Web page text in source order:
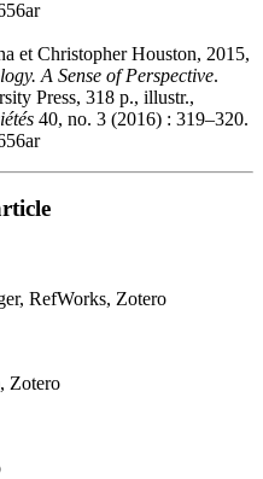
et Christopher Houston, 2015,
A Sense of Perspective.
Press, 318 p., illustr.,
40, no. 3 (2016) : 319–320.
RefWorks, Zotero
Zotero